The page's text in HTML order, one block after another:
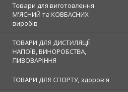
Товари для виготовлення
М'ЯСНИЙ та КОВБАСНИХ
виробів
ТОВАРИ ДЛЯ ДИСТИЛЯЦІЇ
НАПОЇВ, ВИНОРОБСТВА,
ПИВОВАРІННЯ
ТОВАРИ ДЛЯ СПОРТУ, здоров'я